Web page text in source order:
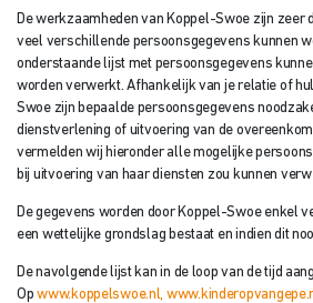
De werkzaamheden van Koppel-Swoe zijn zeer
veel verschillende persoonsgegevens kunnen
onderstaande lijst met persoonsgegevens
worden verwerkt. Afhankelijk van je relatie of
Swoe zijn bepaalde persoonsgegevens
dienstverlening of uitvoering van de
vermelden wij hieronder alle mogelijke
bij uitvoering van haar diensten zou kunnen
De gegevens worden door Koppel-Swoe enkel
een wettelijke grondslag bestaat en indien dit
De navolgende lijst kan in de loop van de tijd
Opwww.koppelswoe.nl,